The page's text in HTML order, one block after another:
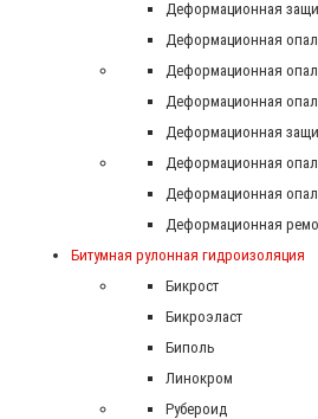
Деформационная
Деформационная
Деформационная
Деформационная
Деформационная
Деформационная
Деформационная
Деформационная
Битумная рулонная гидроизоляция
Бикрост
Бикроэласт
Биполь
Линокром
Рубероид